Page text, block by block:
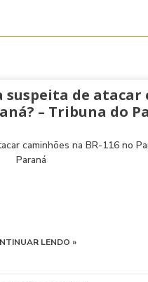
de atacar
– Tribuna do
caminhões na BR-116 no
Paraná
LENDO »